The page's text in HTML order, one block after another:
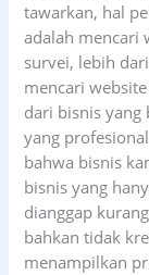
tawarkan, hal
adalah mencari
survei, lebih
mencari
dari bisnis yang
yang
bahwa bisnis
bisnis yang
dianggap
bahkan tidak
menampilkan